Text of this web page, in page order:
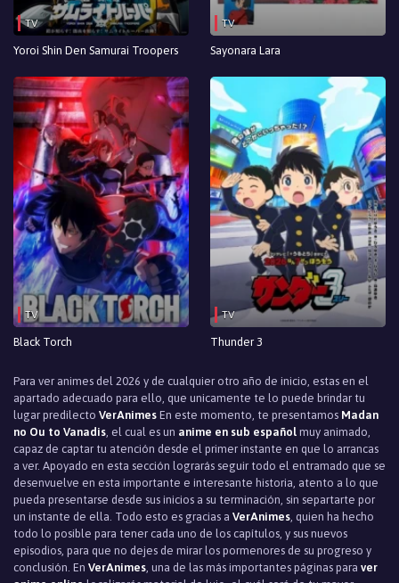
TV
Yoroi Shin Den Samurai Troopers
TV
Sayonara Lara
TV
Black Torch
TV
Thunder 3
Para ver animes del 2026 y de cualquier otro año de inicio, estas en el
apartado adecuado para ello, que unicamente te lo puede brindar tu
lugar predilecto VerAnimes En este momento, te presentamos Madan
no Ou to Vanadis , el cual es un anime en sub español muy animado,
capaz de captar tu atención desde el primer instante en que lo arrancas
a ver. Apoyado en esta sección lograrás seguir todo el entramado que se
desenvuelve en esta importante e interesante historia, atento a lo que
pueda presentarse desde sus inicios a su terminación, sin separtarte por
un instante de ella. Todo esto es gracias a VerAnimes , quien ha hecho
todo lo posible para tener cada uno de los capítulos, y sus nuevos
episodios, para que no dejes de mirar los pormenores de su progreso y
conclusión. En VerAnimes , una de las más importantes páginas para ver